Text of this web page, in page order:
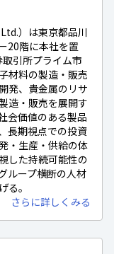
）は東京都品川
20階に本社を置
引所プライム市
材料の製造・販売
発、貴金属のリサ
造・販売を展開す
会価値のある製品
長期視点での投資
・生産・供給の体
した持続可能性の
ループ横断の人材
る。
さらに詳しくみる